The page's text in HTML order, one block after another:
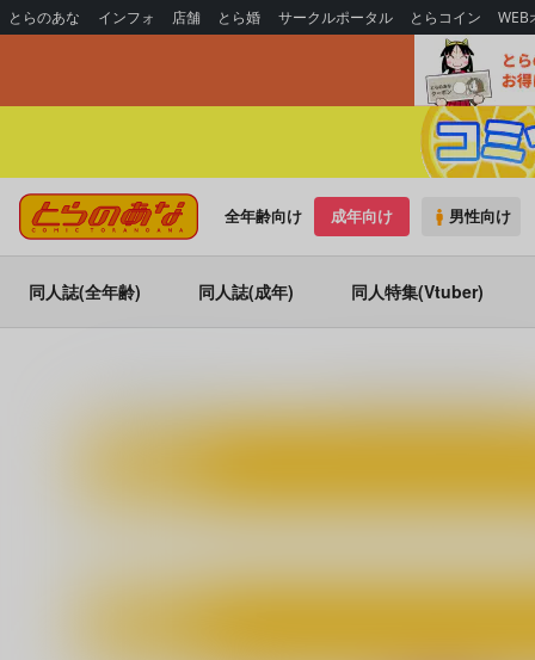
とらのあな インフォ 店舗 とら婚 サークルポータル とらコイン WEB
全年齢向け 成年向け 男性向け
同人誌(全年齢) 同人誌(成年) 同人特集(Vtuber)